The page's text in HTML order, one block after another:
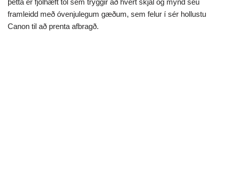
þetta er fjölhæft tól sem tryggir að hvert skjal og mynd séu
framleidd með óvenjulegum gæðum, sem felur í sér hollustu
Canon til að prenta afbragð.